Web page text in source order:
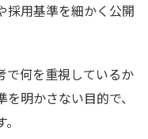
採用基準を細かく公開
で何を重視しているか
明かさない目的で、